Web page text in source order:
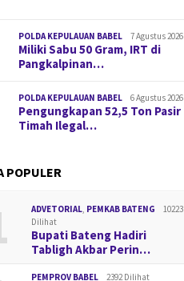
POLDA KEPULAUAN BABEL 7 Agustus 2026
Miliki Sabu 50 Gram, IRT di
Pangkalpinan…
POLDA KEPULAUAN BABEL 6 Agustus 2026
Pengungkapan 52,5 Ton Pasir
Timah Ilegal…
POPULER
ADVETORIAL, PEMKAB BATENG
10223
Dilihat
Bupati Bateng Hadiri
Tabligh Akbar Perin…
PEMPROV BABEL 2392 Dilihat